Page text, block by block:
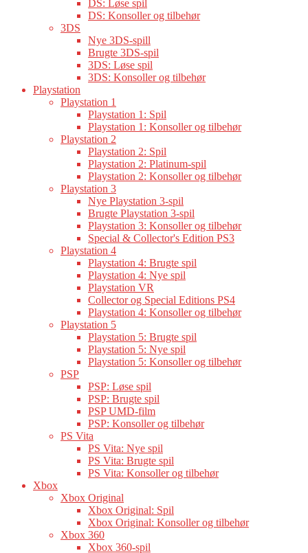
DS: Løse spil
DS: Konsoller og tilbehør
3DS
Nye 3DS-spill
Brugte 3DS-spil
3DS: Løse spil
3DS: Konsoller og tilbehør
Playstation
Playstation 1
Playstation 1: Spil
Playstation 1: Konsoller og tilbehør
Playstation 2
Playstation 2: Spil
Playstation 2: Platinum-spil
Playstation 2: Konsoller og tilbehør
Playstation 3
Nye Playstation 3-spil
Brugte Playstation 3-spil
Playstation 3: Konsoller og tilbehør
Special & Collector's Edition PS3
Playstation 4
Playstation 4: Brugte spil
Playstation 4: Nye spil
Playstation VR
Collector og Special Editions PS4
Playstation 4: Konsoller og tilbehør
Playstation 5
Playstation 5: Brugte spil
Playstation 5: Nye spil
Playstation 5: Konsoller og tilbehør
PSP
PSP: Løse spil
PSP: Brugte spil
PSP UMD-film
PSP: Konsoller og tilbehør
PS Vita
PS Vita: Nye spil
PS Vita: Brugte spil
PS Vita: Konsoller og tilbehør
Xbox
Xbox Original
Xbox Original: Spil
Xbox Original: Konsoller og tilbehør
Xbox 360
Xbox 360-spil